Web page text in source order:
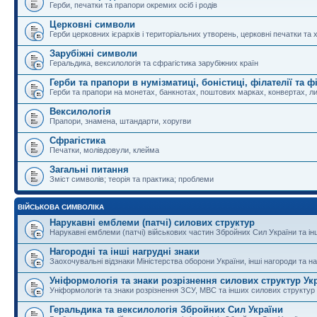
Герби, печатки та прапори окремих осіб і родів
Церковні символи
Герби церковних ієрархів і територіальних утворень, церковні печатки та
Зарубіжні символи
Геральдика, вексилологія та сфрагістика зарубіжних країн
Герби та прапори в нумізматиці, боністиці, філателії та
Герби та прапори на монетах, банкнотах, поштових марках, конвертах,
Вексилологія
Прапори, знамена, штандарти, хоругви
Сфрагістика
Печатки, молівдовули, клейма
Загальні питання
Зміст символів; теорія та практика; проблеми
ВІЙСЬКОВА СИМВОЛІКА
Нарукавні емблеми (патчі) силових структур
Нарукавні емблеми (патчі) військових частин Збройних Сил України та
Нагородні та інші нагрудні знаки
Заохочувальні відзнаки Міністерства оборони України, інші нагороди та
Уніформологія та знаки розрізнення силових структур
Уніформологія та знаки розрізнення ЗСУ, МВС та інших силових структур
Геральдика та вексилологія Збройних Сил України